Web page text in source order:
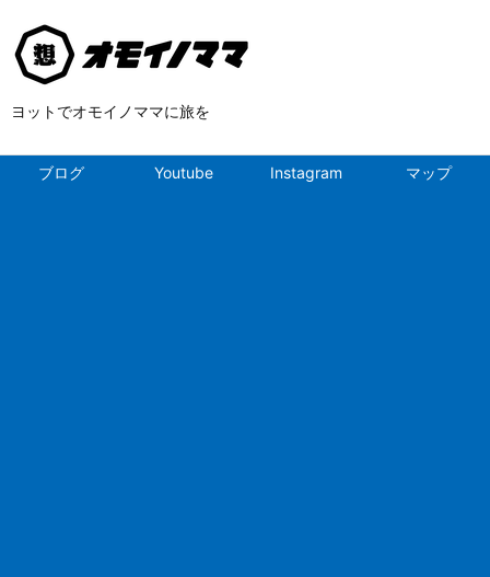
ヨットでオモイノママに旅を
ブログ Youtube Instagram マップ